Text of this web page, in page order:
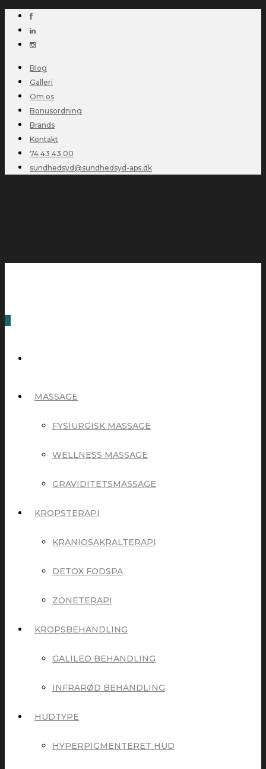
Blog
Galleri
Om os
Bonusordning
Brands
Kontakt
74 43 43 00
sundhedsyd@sundhedsyd-aps.dk
MASSAGE
FYSIURGISK MASSAGE
WELLNESS MASSAGE
GRAVIDITETSMASSAGE
KROPSTERAPI
KRANIOSAKRALTERAPI
DETOX FODSPA
ZONETERAPI
KROPSBEHANDLING
GALILEO BEHANDLING
INFRARØD BEHANDLING
HUDTYPE
HYPERPIGMENTERET HUD